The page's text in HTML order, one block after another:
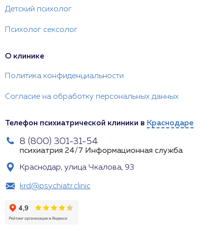
Детский психолог
Психолог сексолог
О клинике
Политика конфиденциальности
Согласие на обработку персональных данных
Телефон психиатрической клиники в Краснодаре
8 (800) 301-31-54
психиатрия 24/7 Информационная служба
Краснодар, улица Чкалова, 93
krd@psychiatr.clinic